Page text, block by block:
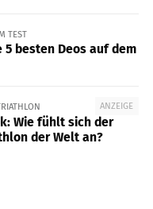
TEST
5 besten Deos auf dem
ANZEIGE
Wie fühlt sich der
der Welt an?